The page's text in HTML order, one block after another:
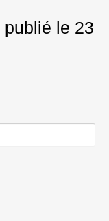
publié le 23